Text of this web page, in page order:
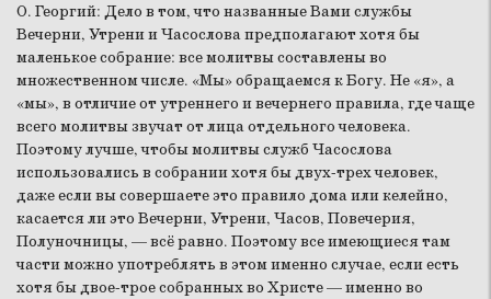
О. Георгий: Дело в том, что названные Вами службы
Вечерни, Утрени и Часослова предполагают хотя бы
маленькое собрание: все молитвы составлены во
множественном числе. «Мы» обращаемся к Богу. Не «я», а
«мы», в отличие от утреннего и вечернего правила, где чаще
всего молитвы звучат от лица отдельного человека.
Поэтому лучше, чтобы молитвы служб Часослова
использовались в собрании хотя бы двух-трех человек,
даже если вы совершаете это правило дома или келейно,
касается ли это Вечерни, Утрени, Часов, Повечерия,
Полуночницы, — всё равно. Поэтому все имеющиеся там
части можно употреблять в этом именно случае, если есть
хотя бы двое-трое собранных во Христе — именно во